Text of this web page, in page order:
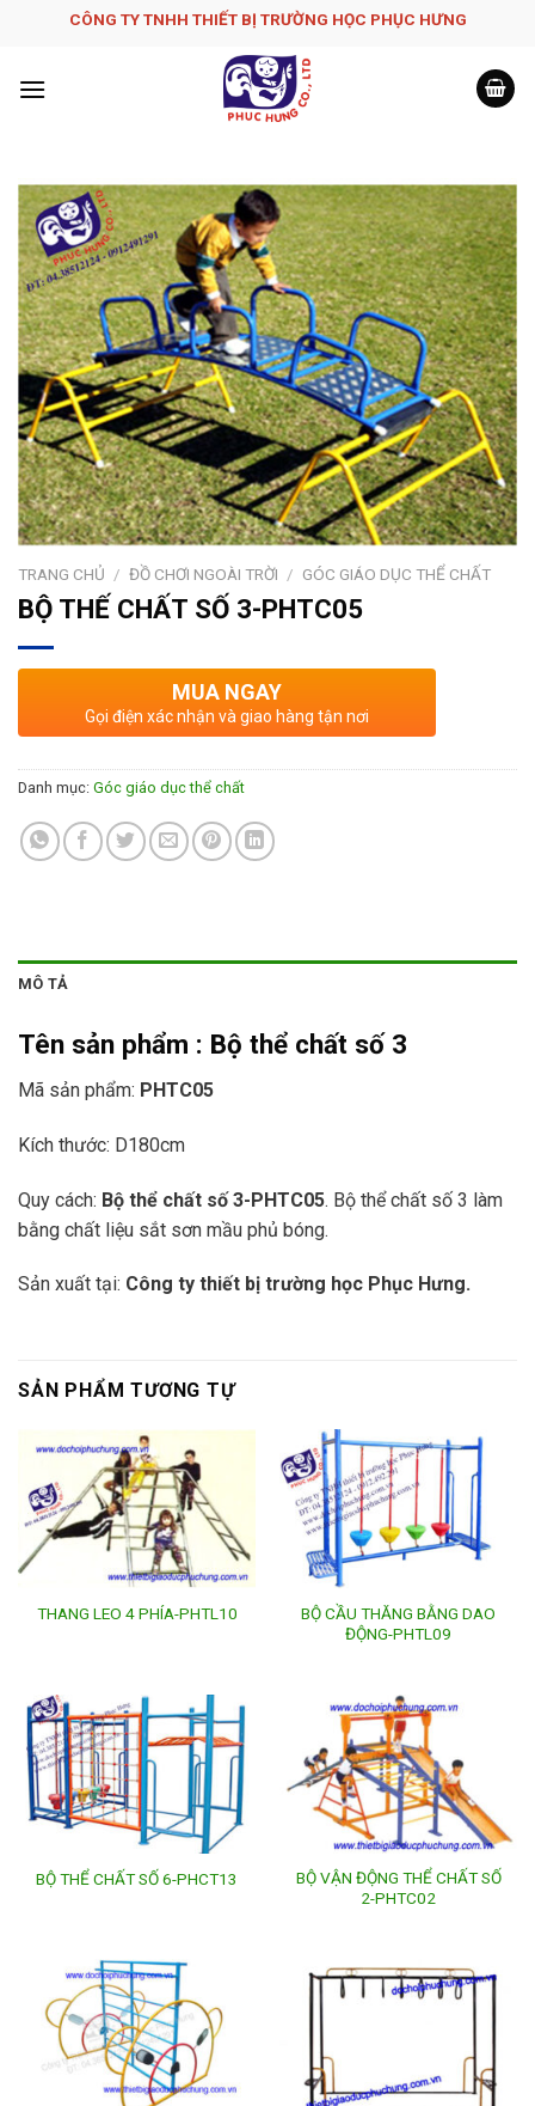
CÔNG TY TNHH THIẾT BỊ TRƯỜNG HỌC PHỤC H­ƯNG
TRANG CHỦ / ĐỒ CHƠI NGOÀI TRỜI / GÓC GIÁO DỤC THỂ CHẤT
BỘ THẾ CHẤT SỐ 3-PHTC05
MUA NGAY
Gọi điện xác nhận và giao hàng tận nơi
Danh mục: Góc giáo dục thể chất
MÔ TẢ
Tên sản phẩm : Bộ thể chất số 3
Mã sản phẩm: PHTC05
Kích thước: D180cm
Quy cách: Bộ thể chất số 3-PHTC05. Bộ thể chất số 3 làm
bằng chất liệu sắt sơn mầu phủ bóng.
Sản xuất tại: Công ty thiết bị trường học Phục Hưng.
SẢN PHẨM TƯƠNG TỰ
THANG LEO 4 PHÍA-PHTL10
BỘ CẦU THĂNG BẰNG DAO
ĐỘNG-PHTL09
BỘ THỂ CHẤT SỐ 6-PHCT13
BỘ VẬN ĐỘNG THỂ CHẤT SỐ
2-PHTC02